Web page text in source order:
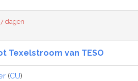
dagen
Texelstroom van TESO
(CU)